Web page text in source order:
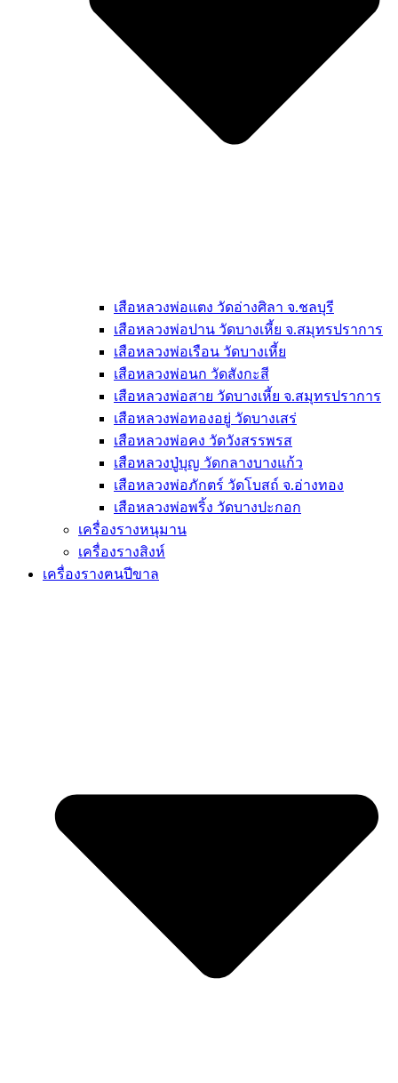
เสือหลวงพ่อแตง วัดอ่างศิลา จ.ชลบุรี
เสือหลวงพ่อปาน วัดบางเหี้ย จ.สมุทรปราการ
เสือหลวงพ่อเรือน วัดบางเหี้ย
เสือหลวงพ่อนก วัดสังกะสี
เสือหลวงพ่อสาย วัดบางเหี้ย จ.สมุทรปราการ
เสือหลวงพ่อทองอยู่ วัดบางเสร่
เสือหลวงพ่อคง วัดวังสรรพรส
เสือหลวงปู่บุญ วัดกลางบางแก้ว
เสือหลวงพ่อภักตร์ วัดโบสถ์ จ.อ่างทอง
เสือหลวงพ่อพริ้ง วัดบางปะกอก
เครื่องรางหนุมาน
เครื่องรางสิงห์
เครื่องรางฅนปีขาล